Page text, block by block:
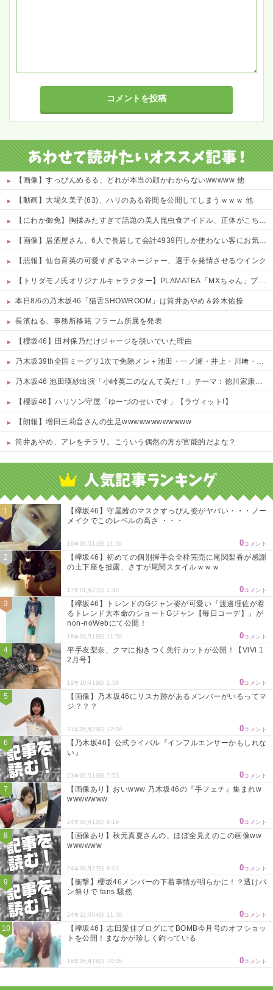
【画像】すっぴんめるる、どれが本当の顔かわからないwwwww 他
【動画】大場久美子(63)、ハリのある谷間を公開してしまうｗｗｗ 他
【にわか御免】胸揉みたすぎて話題の美人昆虫食アイドル、正体がこちらwwwwww 他
【画像】居酒屋さん、6人で長居して会計4939円しか使わない客にお気持ち表明してしまう←コレどっちが悪いんや？？？？？？
【悲報】仙台育英の可愛すぎるマネージャー、選手を発情させるウインク
【トリダモノ氏オリジナルキャラクター】PLAMATEA「MXちゃん」プラモデル【駿河屋 予約開始】
本日8/6の乃木坂46「猫舌SHOWROOM」は筒井あやめ＆鈴木佑捺
長濱ねる、事務所移籍 フラーム所属を発表
【櫻坂46】田村保乃だけジャージを脱いでいた理由
乃木坂39th全国ミーグリ1次で免除メン＋池田・一ノ瀬・井上・川﨑・菅原・中西が全完売
乃木坂46 池田瑛紗出演「小峠英二のなんて美だ！」テーマ：徳川家康【2025.8.5 24:00〜 TOKYO MX】
【櫻坂46】ハリソン守屋「ゆーづのせいです」【ラヴィット!】
【朗報】増田三莉音さんの生足wwwwwwwwwwww
筒井あやめ、アレをチラリ。こういう偶然の方が官能的だよな？
【欅坂46】守屋茜のマスクすっぴん姿がヤバい・・・ノー
メイクでこのレベルの高さ ・・・
16年06月11日 11:39 0コメント
【欅坂46】初めての個別握手会全枠完売に尾関梨香が感謝
の土下座を披露、さすが尾関スタイルｗｗｗ
17年01月27日 1:40 0コメント
【欅坂46】トレンドのGジャン姿が可愛い『渡邉理佐が着
るトレンド大本命のショートGジャン【毎日コーデ】』が
non-noWebにて公開！
18年03月16日 11:50 0コメント
平手友梨奈、クマに抱きつく先行カットが公開！【ViVi 1
2月号】
19年10月19日 2:58 0コメント
【画像】乃木坂46にリスカ跡があるメンバーがいるってマ
ジ？？？
21年05月29日 12:00 0コメント
【乃木坂46】公式ライバル『インフルエンサーかもしれな
い』
23年02月19日 7:55 0コメント
【画像あり】おいwww 乃木坂46の『手フェチ』集まれw
wwwwwww
24年05月10日 9:19 0コメント
【画像あり】秋元真夏さんの、ほぼ全見えのこの画像ww
wwwwww
24年08月27日 8:03 0コメント
【衝撃】櫻坂46メンバーの下着事情が明らかに！？透けパ
ン祭りで fans 騒然
24年12月04日 11:30 0コメント
【欅坂46】志田愛佳ブログにてBOMB今月号のオフショッ
トを公開！まなかが珍しく釣っている
16年06月16日 10:05 0コメント